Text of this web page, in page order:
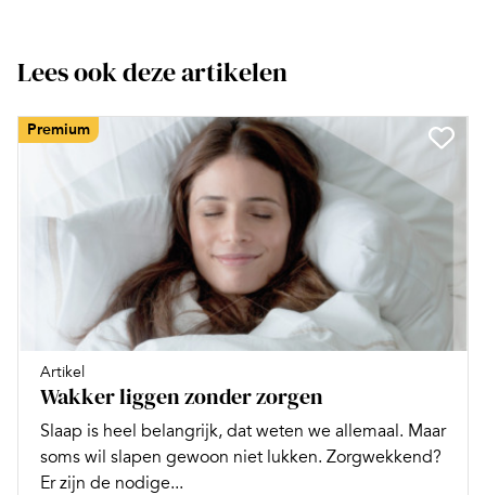
Lees ook deze artikelen
Premium
Artikel
Wakker liggen zonder zorgen
Slaap is heel belangrijk, dat weten we allemaal. Maar
soms wil slapen gewoon niet lukken. Zorgwekkend?
Er zijn de nodige...